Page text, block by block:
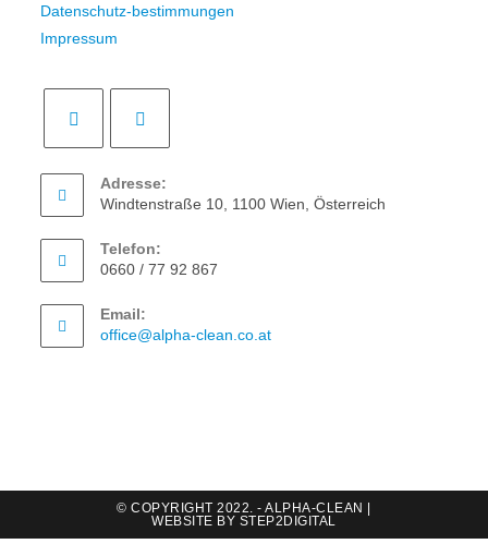
Datenschutz-bestimmungen
Impressum
Adresse:
Windtenstraße 10, 1100 Wien, Österreich
Telefon:
0660 / 77 92 867
Email:
office@alpha-clean.co.at
© COPYRIGHT 2022. - ALPHA-CLEAN |
WEBSITE BY STEP2DIGITAL